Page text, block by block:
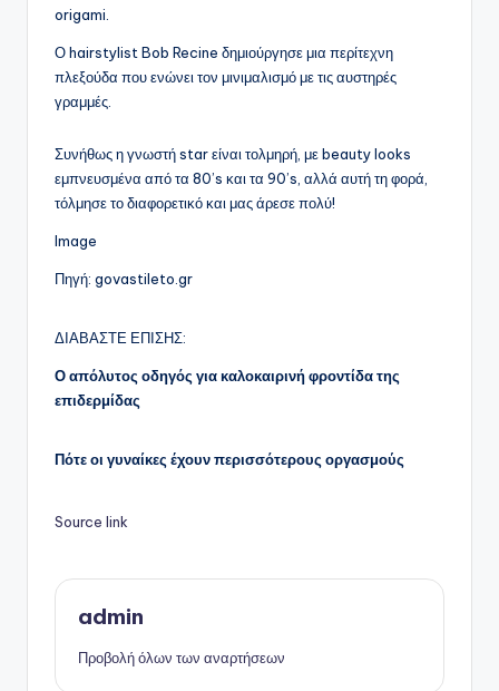
origami.
Ο hairstylist Bob Recine δημιούργησε μια περίτεχνη
πλεξούδα που ενώνει τον μινιμαλισμό με τις αυστηρές
γραμμές.
Συνήθως η γνωστή star είναι τολμηρή, με beauty looks
εμπνευσμένα από τα 80’s και τα 90’s, αλλά αυτή τη φορά,
τόλμησε το διαφορετικό και μας άρεσε πολύ!
Image
Πηγή: govastileto.gr
ΔΙΑΒΑΣΤΕ ΕΠΙΣΗΣ:
Ο απόλυτος οδηγός για καλοκαιρινή φροντίδα της
επιδερμίδας
Πότε οι γυναίκες έχουν περισσότερους οργασμούς
Source link
admin
Προβολή όλων των αναρτήσεων